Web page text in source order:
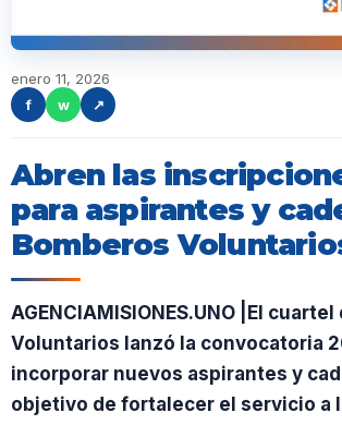
enero 11, 2026
f
w ↗
Abren las
para aspirantes y
Bomberos
AGENCIAMISIONES.UNO |El
Voluntarios lanzó la convocatoria
incorporar nuevos aspirantes y
objetivo de fortalecer el servicio a